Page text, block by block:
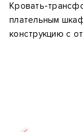
Кровать-
плательным
конструкцию с